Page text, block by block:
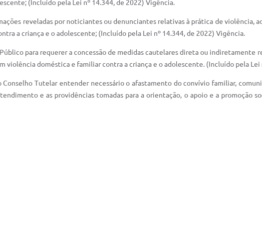
(Incluído pela Lei nº 14.344, de 2022) Vigência.
reveladas por noticiantes ou denunciantes relativas à prática de violência,
a criança e o adolescente; (Incluído pela Lei nº 14.344, de 2022) Vigência.
para requerer a concessão de medidas cautelares direta ou indiretamente
violência doméstica e familiar contra a criança e o adolescente. (Incluído pela Lei
Conselho Tutelar entender necessário o afastamento do convívio familiar,
e as providências tomadas para a orientação, o apoio e a promoção